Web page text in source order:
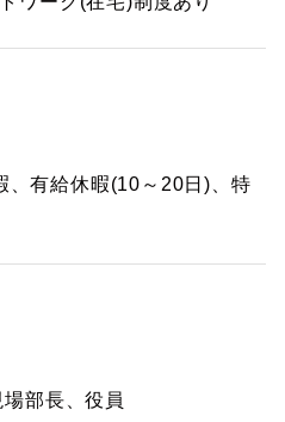
、有給休暇(10～20日)、特
部長、役員